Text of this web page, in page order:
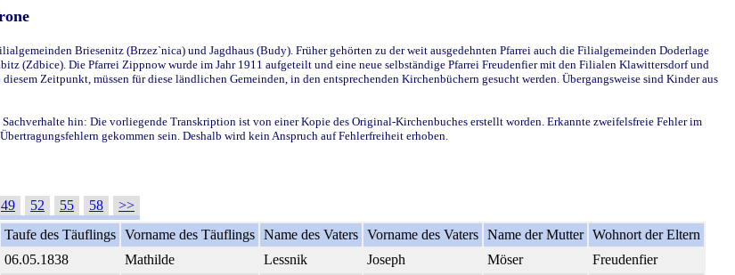
Briesenitz (Brzez`nica) und Jagdhaus (Budy). Früher gehörten zu der weit ausgedehnten Pfarrei auch die Filialgemeinden Doderlage
(Zdbice). Die Pfarrei Zippnow wurde im Jahr 1911 aufgeteilt und eine neue selbständige Pfarrei Freudenfier mit den Filialen Klawittersdorf und
Zeitpunkt, müssen für diese ländlichen Gemeinden, in den entsprechenden Kirchenbüchern gesucht werden. Übergangsweise sind Kinder aus
hin: Die vorliegende Transkription ist von einer Kopie des Original-Kirchenbuches erstellt worden. Erkannte zweifelsfreie Fehler im
gekommen sein. Deshalb wird kein Anspruch auf Fehlerfreiheit erhoben.
49 52 55 58
>>
Taufe des Täuflings Vorname des Täuflings Name des Vaters Vorname des Vaters Name der Mutter Wohnort der Eltern
06.05.1838 Mathilde Lessnik Joseph Möser
Freudenfier